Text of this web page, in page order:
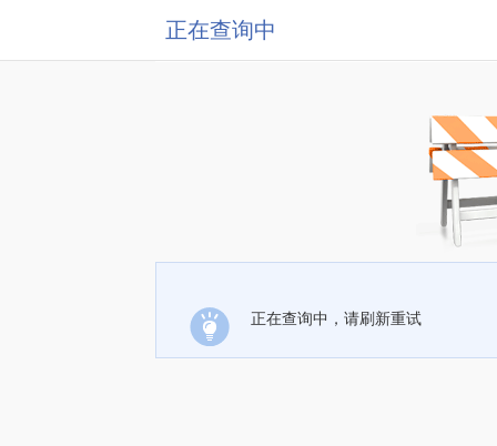
正在查询中
正在查询中，请刷新重试